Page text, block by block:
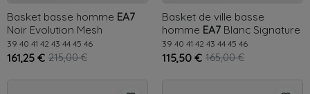
Basket basse homme EA7
Noir Evolution Mesh
39 40 41 42 43 44 45 46
161,25 € 215,00 €
Basket de ville basse
homme EA7 Blanc Signature
GA
39 40 41 42 43 44 45 46
115,50 € 165,00 €